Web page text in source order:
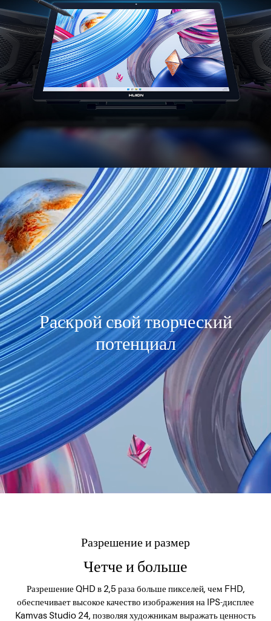
Раскрой свой творческий
потенциал
Разрешение и размер
Четче и больше
Разрешение QHD в 2,5 раза больше пикселей, чем FHD,
обеспечивает высокое качество изображения на IPS-дисплее
Kamvas Studio 24, позволяя художникам выражать ценность